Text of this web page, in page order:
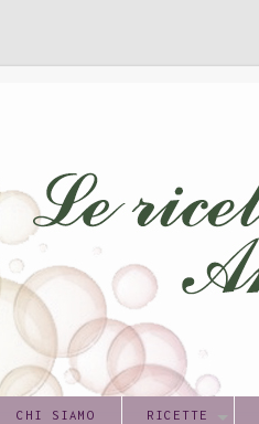
CHI SIAMO RICETTE